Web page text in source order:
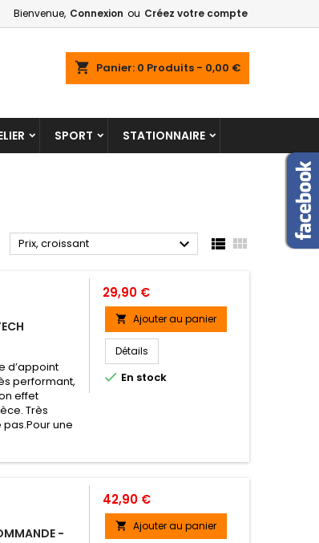
Bienvenue, Connexion ou Créez votre compte
shopping_cart Panier: 0 Produits - 0,00 €
SPORT STATIONNAIRE
Prix, croissant   
d’appoint
performant,
effet
Très
une
Prix
29,90 €
 Ajouter au panier
Détails
 En stock
-
Prix
42,90 €
 Ajouter au panier